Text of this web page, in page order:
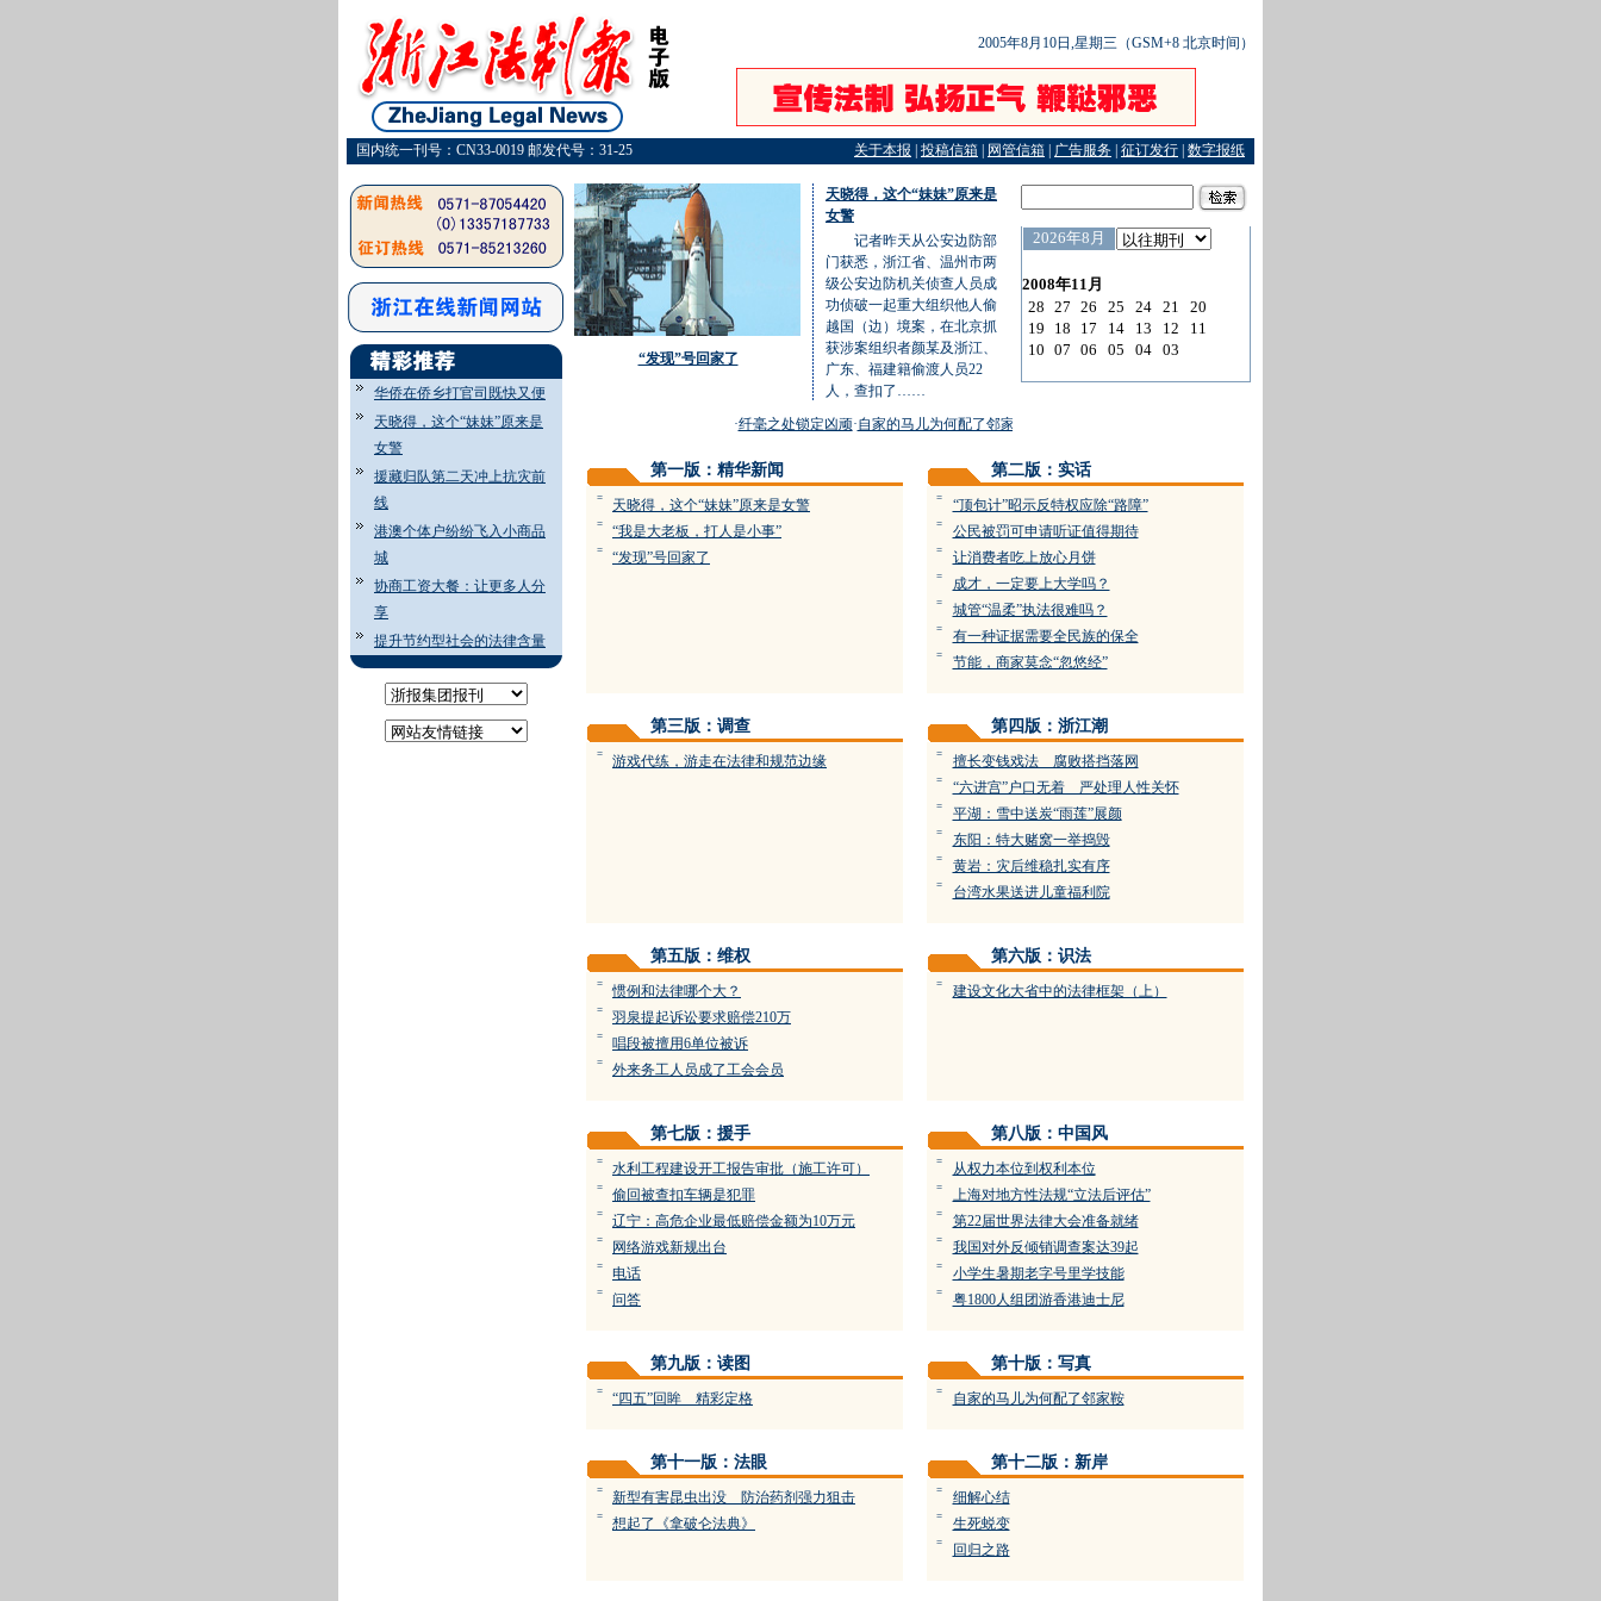
2005年8月10日,星期三（GSM+8 北京时间）
国内统一刊号：CN33-0019 邮发代号：31-25 关于本报 投稿信箱 网管信箱 广告服务 征订发行 数字报纸
华侨在侨乡打官司既快又便
天晓得，这个“妹妹”原来是
女警
援藏归队第二天冲上抗灾前
线
港澳个体户纷纷飞入小商品
城
协商工资大餐：让更多人分
享
提升节约型社会的法律含量
“发现”号回家了
天晓得，这个“妹妹”原来是
女警
记者昨天从公安边防部
门获悉，浙江省、温州市两
级公安边防机关侦查人员成
功侦破一起重大组织他人偷
越国（边）境案，在北京抓
获涉案组织者颜某及浙江、
广东、福建籍偷渡人员22
人，查扣了……
纤毫之处锁定凶顽·自家的马儿为何配了邻家鞍
第一版：精华新闻
= 天晓得，这个“妹妹”原来是女警
= “我是大老板，打人是小事”
= “发现”号回家了
第二版：实话
= “顶包计”昭示反特权应除“路障”
= 公民被罚可申请听证值得期待
= 让消费者吃上放心月饼
= 成才，一定要上大学吗？
= 城管“温柔”执法很难吗？
= 有一种证据需要全民族的保全
= 节能，商家莫念“忽悠经”
第三版：调查
= 游戏代练，游走在法律和规范边缘
第四版：浙江潮
= 擅长变钱戏法 腐败搭挡落网
= “六进宫”户口无着 严处理人性关怀
= 平湖：雪中送炭“雨莲”展颜
= 东阳：特大赌窝一举捣毁
= 黄岩：灾后维稳扎实有序
= 台湾水果送进儿童福利院
第五版：维权
= 惯例和法律哪个大？
= 羽泉提起诉讼要求赔偿210万
= 唱段被擅用6单位被诉
= 外来务工人员成了工会会员
第六版：识法
= 建设文化大省中的法律框架（上）
第七版：援手
= 水利工程建设开工报告审批（施工许可）
= 偷回被查扣车辆是犯罪
= 辽宁：高危企业最低赔偿金额为10万元
= 网络游戏新规出台
= 电话
= 问答
第八版：中国风
= 从权力本位到权利本位
= 上海对地方性法规“立法后评估”
= 第22届世界法律大会准备就绪
= 我国对外反倾销调查案达39起
= 小学生暑期老字号里学技能
= 粤1800人组团游香港迪士尼
第九版：读图
= “四五”回眸 精彩定格
第十版：写真
= 自家的马儿为何配了邻家鞍
第十一版：法眼
= 新型有害昆虫出没 防治药剂强力狙击
= 想起了《拿破仑法典》
第十二版：新岸
= 细解心结
= 生死蜕变
= 回归之路